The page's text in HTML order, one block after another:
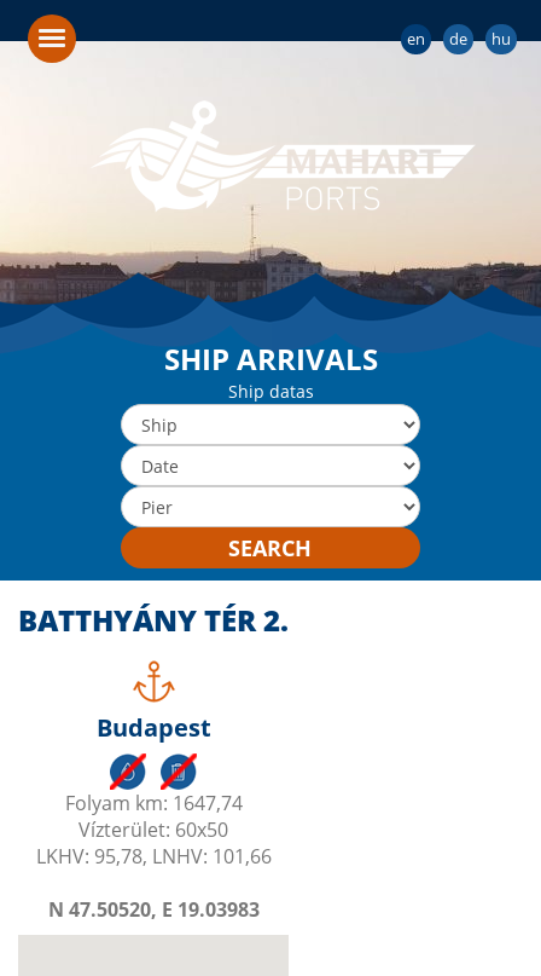
hu
de
en
SHIP ARRIVALS
Ship datas
SEARCH
BATTHYÁNY TÉR 2.
Budapest
Folyam km: 1647,74
Vízterület: 60x50
LKHV: 95,78, LNHV: 101,66
N 47.50520, E 19.03983